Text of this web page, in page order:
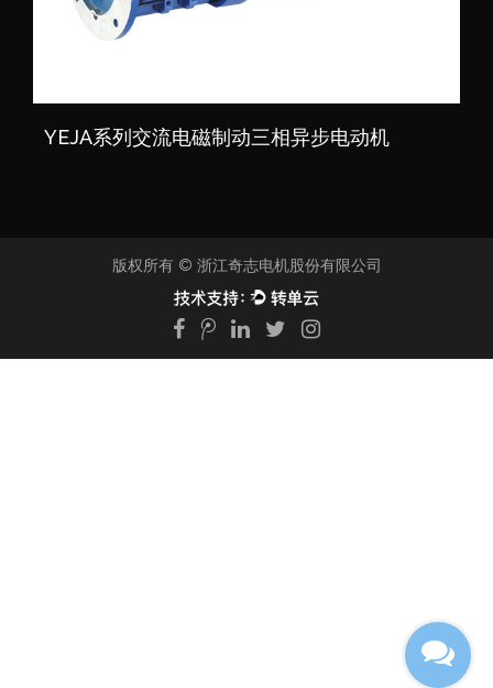
YEJA系列交流电磁制动三相异步电动机
版权所有 © 浙江奇志电机股份有限公司